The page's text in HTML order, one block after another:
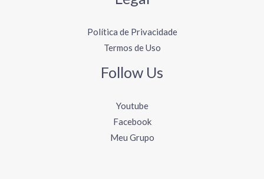
Política de Privacidade
Termos de Uso
Follow Us
Youtube
Facebook
Meu Grupo